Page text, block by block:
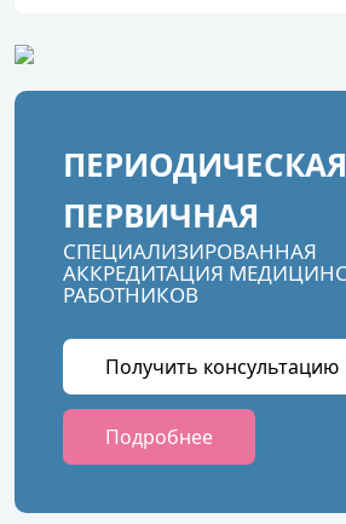
ПЕРВИЧНАЯ
СПЕЦИАЛИЗИРОВАННАЯ
АККРЕДИТАЦИЯ
РАБОТНИКОВ
Получить консультацию
Подробнее